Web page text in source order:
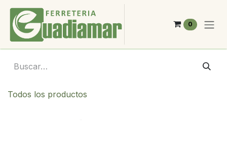
Ir al contenido
0
Todos los productos